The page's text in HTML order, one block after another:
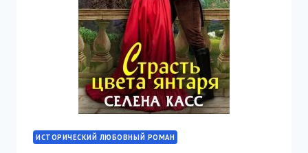
ИСТОРИЧЕСКИЙ ЛЮБОВНЫЙ РОМАН